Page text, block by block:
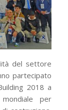
del settore
partecipato
2018 a
per